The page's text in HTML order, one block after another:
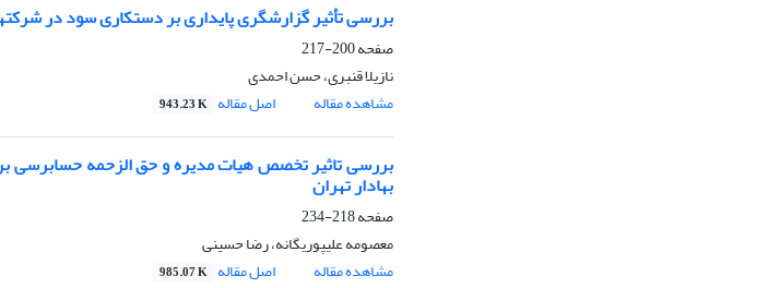
بررسی تأثیر گزارشگری پایداری بر دستکاری سود در
صفحه200-217
نازیلا قنبری، حسن احمدی
مشاهده مقاله
اصل مقاله 943.23 K
بررسی تاثیر تخصص هیات مدیره و حق الزحمه حسابرسی
بهادار تهران
صفحه218-234
معصومه علیپوریگانه، رضا حسینی
مشاهده مقاله
اصل مقاله 985.07 K